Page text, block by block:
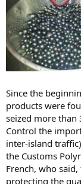
Since the
products were
seized more than
Control the
inter-island
the Customs
French, who
protecting the